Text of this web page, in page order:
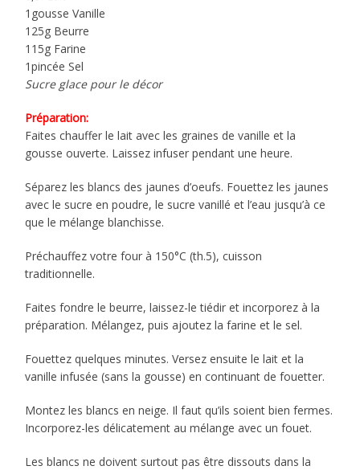
1gousse Vanille
125g Beurre
115g Farine
1pincée Sel
Sucre glace pour le décor
Préparation:
Faites chauffer le lait avec les graines de vanille et la
gousse ouverte. Laissez infuser pendant une heure.
Séparez les blancs des jaunes d’oeufs. Fouettez les jaunes
avec le sucre en poudre, le sucre vanillé et l’eau jusqu’à ce
que le mélange blanchisse.
Préchauffez votre four à 150°C (th.5), cuisson
traditionnelle.
Faites fondre le beurre, laissez-le tiédir et incorporez à la
préparation. Mélangez, puis ajoutez la farine et le sel.
Fouettez quelques minutes. Versez ensuite le lait et la
vanille infusée (sans la gousse) en continuant de fouetter.
Montez les blancs en neige. Il faut qu’ils soient bien fermes.
Incorporez-les délicatement au mélange avec un fouet.
Les blancs ne doivent surtout pas être dissouts dans la